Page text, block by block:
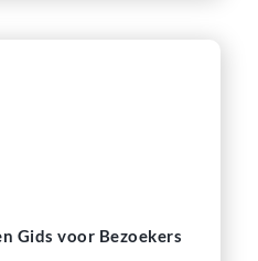
Gids voor Bezoekers